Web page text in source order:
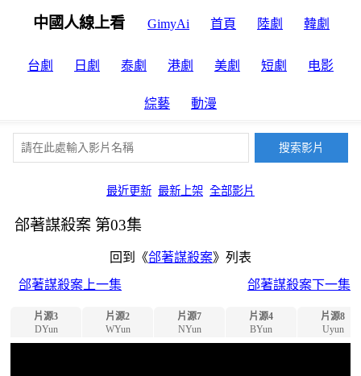
中國人線上看 GimyAi 首頁 陸劇 韓劇
台劇 日劇 泰劇 港劇 美劇 短劇 电影
綜藝 動漫
最近更新 最新上架 全部影片
郃著謀殺案 第03集
回到《郃著謀殺案》列表
郃著謀殺案上一集
郃著謀殺案下一集
片源3
DYun
片源2
WYun
片源7
NYun
片源4
BYun
片源8
Uyun